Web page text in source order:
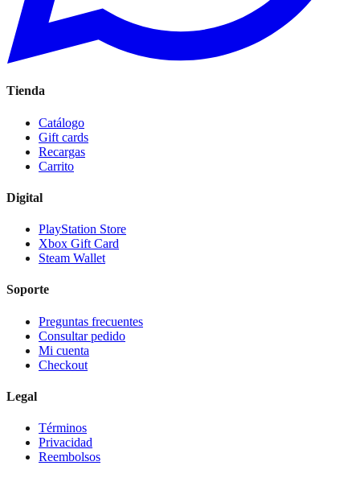
Tienda
Catálogo
Gift cards
Recargas
Carrito
Digital
PlayStation Store
Xbox Gift Card
Steam Wallet
Soporte
Preguntas frecuentes
Consultar pedido
Mi cuenta
Checkout
Legal
Términos
Privacidad
Reembolsos